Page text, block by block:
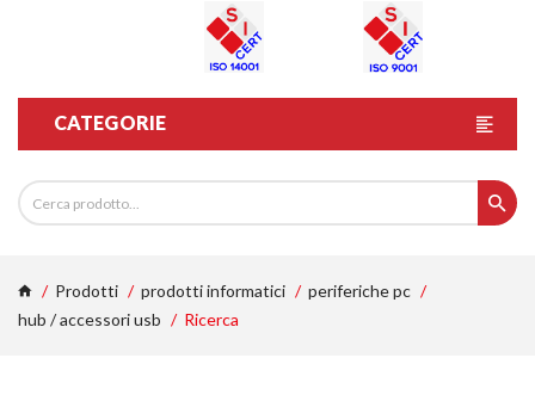
CATEGORIE
Prodotti prodotti informatici
periferiche pc
hub / accessori usb
Ricerca